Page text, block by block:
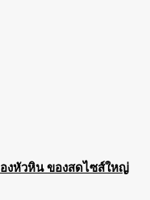
งหัวหิน ของสดไซส์ใหญ่